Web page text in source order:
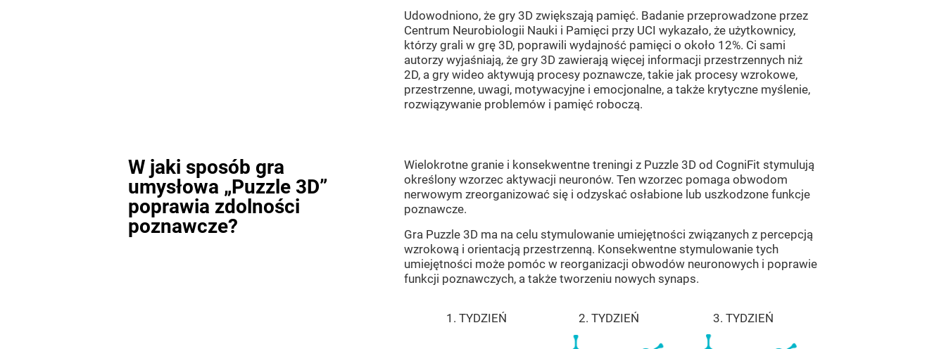
Udowodniono, że gry 3D zwiększają pamięć. Badanie przeprowadzone przez
Centrum Neurobiologii Nauki i Pamięci przy UCI wykazało, że użytkownicy,
którzy grali w grę 3D, poprawili wydajność pamięci o około 12%. Ci sami
autorzy wyjaśniają, że gry 3D zawierają więcej informacji przestrzennych niż
2D, a gry wideo aktywują procesy poznawcze, takie jak procesy wzrokowe,
przestrzenne, uwagi, motywacyjne i emocjonalne, a także krytyczne myślenie,
rozwiązywanie problemów i pamięć roboczą.
W jaki sposób gra
umysłowa „Puzzle 3D”
poprawia zdolności
poznawcze?
Wielokrotne granie i konsekwentne treningi z Puzzle 3D od CogniFit stymulują
określony wzorzec aktywacji neuronów. Ten wzorzec pomaga obwodom
nerwowym zreorganizować się i odzyskać osłabione lub uszkodzone funkcje
poznawcze.
Gra Puzzle 3D ma na celu stymulowanie umiejętności związanych z percepcją
wzrokową i orientacją przestrzenną. Konsekwentne stymulowanie tych
umiejętności może pomóc w reorganizacji obwodów neuronowych i poprawie
funkcji poznawczych, a także tworzeniu nowych synaps.
1. TYDZIEŃ 2. TYDZIEŃ 3. TYDZIEŃ